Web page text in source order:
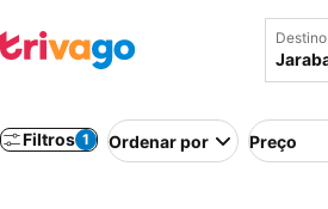
Destino
Filtros 1 Ordenar por Preço